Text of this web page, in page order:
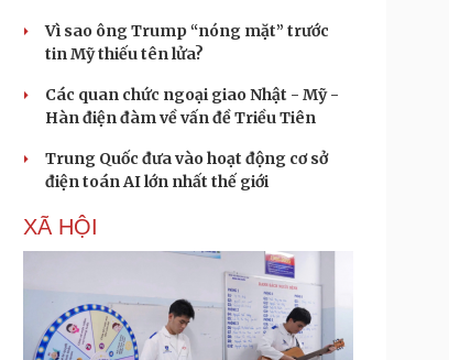
Vì sao ông Trump “nóng mặt” trước
tin Mỹ thiếu tên lửa?
Các quan chức ngoại giao Nhật - Mỹ -
Hàn điện đàm về vấn đề Triều Tiên
Trung Quốc đưa vào hoạt động cơ sở
điện toán AI lớn nhất thế giới
XÃ HỘI